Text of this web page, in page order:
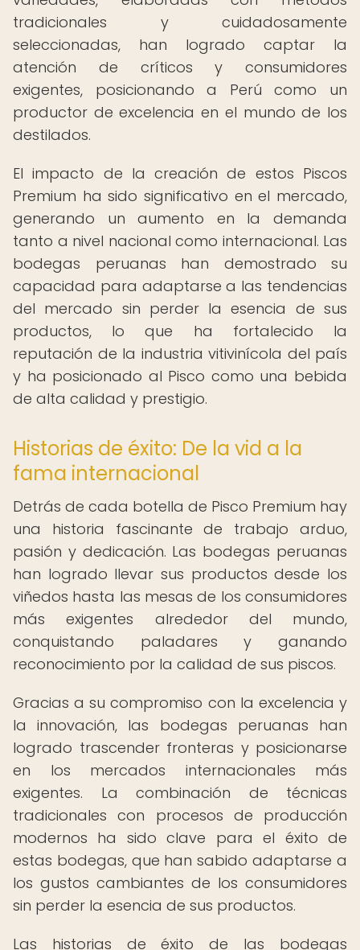
tradicionales y cuidadosamente
seleccionadas, han logrado captar la
atención de críticos y consumidores
exigentes, posicionando a Perú como un
productor de excelencia en el mundo de los
destilados.
El impacto de la creación de estos Piscos
Premium ha sido significativo en el mercado,
generando un aumento en la demanda
tanto a nivel nacional como internacional. Las
bodegas peruanas han demostrado su
capacidad para adaptarse a las tendencias
del mercado sin perder la esencia de sus
productos, lo que ha fortalecido la
reputación de la industria vitivinícola del país
y ha posicionado al Pisco como una bebida
de alta calidad y prestigio.
Historias de éxito: De la vid a la
fama internacional
Detrás de cada botella de Pisco Premium hay
una historia fascinante de trabajo arduo,
pasión y dedicación. Las bodegas peruanas
han logrado llevar sus productos desde los
viñedos hasta las mesas de los consumidores
más exigentes alrededor del mundo,
conquistando paladares y ganando
reconocimiento por la calidad de sus piscos.
Gracias a su compromiso con la excelencia y
la innovación, las bodegas peruanas han
logrado trascender fronteras y posicionarse
en los mercados internacionales más
exigentes. La combinación de técnicas
tradicionales con procesos de producción
modernos ha sido clave para el éxito de
estas bodegas, que han sabido adaptarse a
los gustos cambiantes de los consumidores
sin perder la esencia de sus productos.
Las historias de éxito de las bodegas